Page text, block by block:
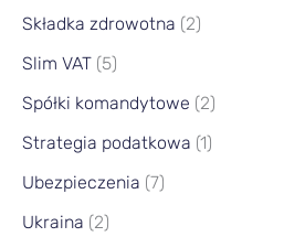
Składka zdrowotna (2)
Slim VAT (5)
Spółki komandytowe (2)
Strategia podatkowa (1)
Ubezpieczenia (7)
Ukraina (2)